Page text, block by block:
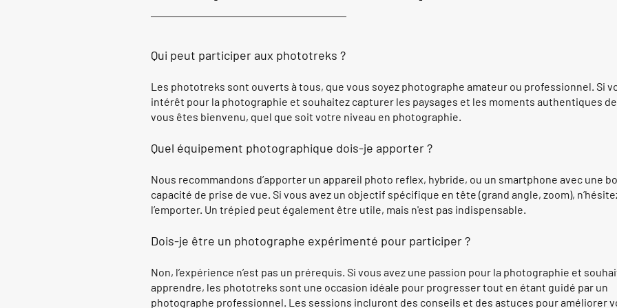
Qui peut participer aux phototreks ?
Les phototreks sont ouverts à tous, que vous soyez photographe amateur ou professionnel. Si
intérêt pour la photographie et souhaitez capturer les paysages et les moments authentiques
vous êtes bienvenu, quel que soit votre niveau en photographie.
Quel équipement photographique dois-je apporter ?
Nous recommandons d’apporter un appareil photo reflex, hybride, ou un smartphone avec une
capacité de prise de vue. Si vous avez un objectif spécifique en tête (grand angle, zoom),
l’emporter. Un trépied peut également être utile, mais n'est pas indispensable.
Dois-je être un photographe expérimenté pour participer ?
Non, l’expérience n’est pas un prérequis. Si vous avez une passion pour la photographie et
apprendre, les phototreks sont une occasion idéale pour progresser tout en étant guidé par un
photographe professionnel. Les sessions incluront des conseils et des astuces pour améliorer